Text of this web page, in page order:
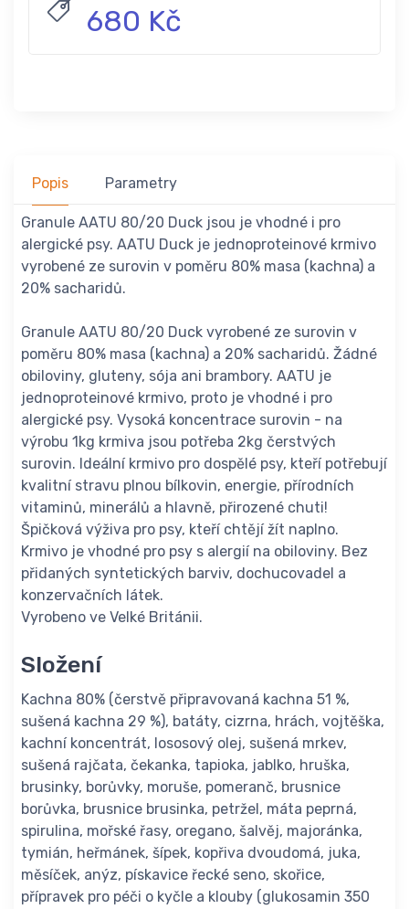
680 Kč
Popis Parametry
Granule AATU 80/20 Duck jsou je vhodné i pro
alergické psy. AATU Duck je jednoproteinové krmivo
vyrobené ze surovin v poměru 80% masa (kachna) a
20% sacharidů.
Granule AATU 80/20 Duck vyrobené ze surovin v
poměru 80% masa (kachna) a 20% sacharidů. Žádné
obiloviny, gluteny, sója ani brambory. AATU je
jednoproteinové krmivo, proto je vhodné i pro
alergické psy. Vysoká koncentrace surovin - na
výrobu 1kg krmiva jsou potřeba 2kg čerstvých
surovin. Ideální krmivo pro dospělé psy, kteří potřebují
kvalitní stravu plnou bílkovin, energie, přírodních
vitaminů, minerálů a hlavně, přirozené chuti!
Špičková výživa pro psy, kteří chtějí žít naplno.
Krmivo je vhodné pro psy s alergií na obiloviny. Bez
přidaných syntetických barviv, dochucovadel a
konzervačních látek.
Vyrobeno ve Velké Británii.
Složení
Kachna 80% (čerstvě připravovaná kachna 51 %,
sušená kachna 29 %), batáty, cizrna, hrách, vojtěška,
kachní koncentrát, lososový olej, sušená mrkev,
sušená rajčata, čekanka, tapioka, jablko, hruška,
brusinky, borůvky, moruše, pomeranč, brusnice
borůvka, brusnice brusinka, petržel, máta peprná,
spirulina, mořské řasy, oregano, šalvěj, majoránka,
tymián, heřmánek, šípek, kopřiva dvoudomá, juka,
měsíček, anýz, pískavice řecké seno, skořice,
přípravek pro péči o kyčle a klouby (glukosamin 350